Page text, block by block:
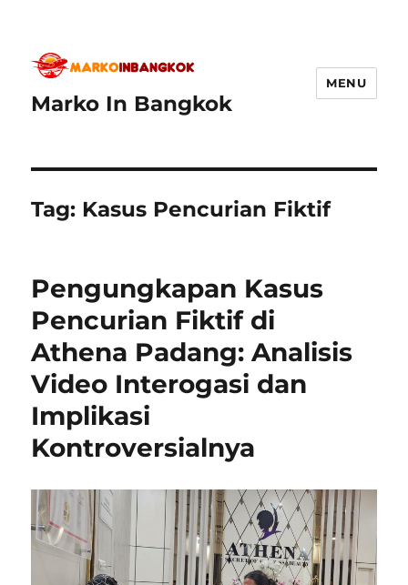
Marko In Bangkok
MENU
Tag: Kasus Pencurian Fiktif
Pengungkapan Kasus
Pencurian Fiktif di
Athena Padang: Analisis
Video Interogasi dan
Implikasi
Kontroversialnya